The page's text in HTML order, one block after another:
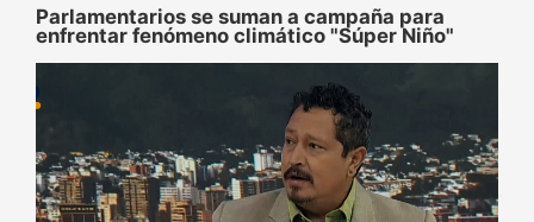
Parlamentarios se suman a campaña para
enfrentar fenómeno climático "Súper Niño"